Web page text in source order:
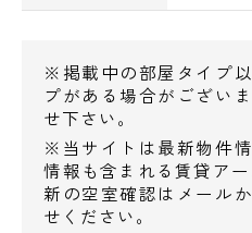
※掲載中の部屋タイプ
プがある場合がござい
せ下さい。
※当サイトは最新物件
情報も含まれる賃貸ア
新の空室確認はメール
せください。